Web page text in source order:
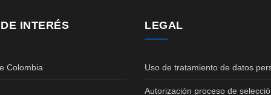
INTERÉS
Colombia
LEGAL
Uso de tratamiento de datos
Autorización proceso de